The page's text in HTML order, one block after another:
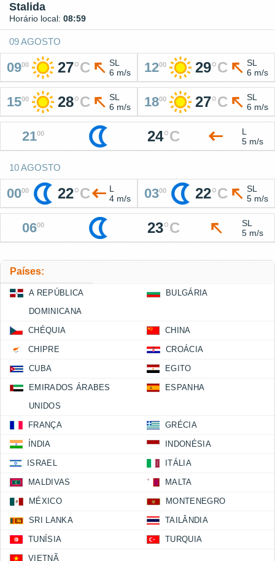
Stalida
Horário local: 08:59
09 AGOSTO
0900 27°C
SL
6 m/s
1200 29°C
SL
6 m/s
1500 28°C
SL
6 m/s
1800 27°C
SL
6 m/s
2100 24°C
L
5 m/s
10 AGOSTO
0000 22°C
L
4 m/s
0300 22°C
SL
5 m/s
0600 23°C
SL
5 m/s
Países:
A REPÚBLICA
DOMINICANA
BULGÁRIA
CHÉQUIA CHINA
CHIPRE CROÁCIA
CUBA EGITO
EMIRADOS ÁRABES
UNIDOS
ESPANHA
FRANÇA GRÉCIA
ÍNDIA INDONÉSIA
ISRAEL ITÁLIA
MALDIVAS MALTA
MÉXICO MONTENEGRO
SRI LANKA TAILÂNDIA
TUNÍSIA TURQUIA
VIETNÃ